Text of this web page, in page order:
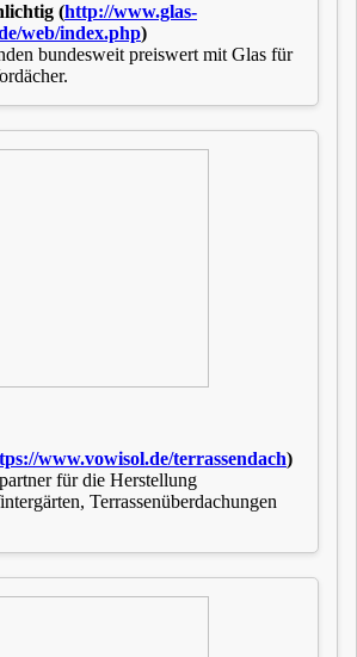
(http://www.glas-
web/index.php)
bundesweit preiswert mit Glas für
www.vowisol.de/terrassendach)
für die Herstellung
Terrassenüberdachungen